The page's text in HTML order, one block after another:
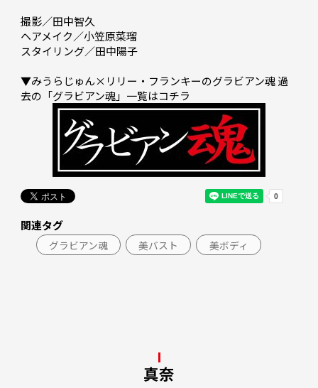
撮影／田中智久
ヘアメイク／小笠原菜瑠
スタイリング／田中陽子
▼みうらじゅん×リリー・フランキーのグラビアン魂 過
関連タグ
グラビアン魂 美バスト 美ボディ
真奈